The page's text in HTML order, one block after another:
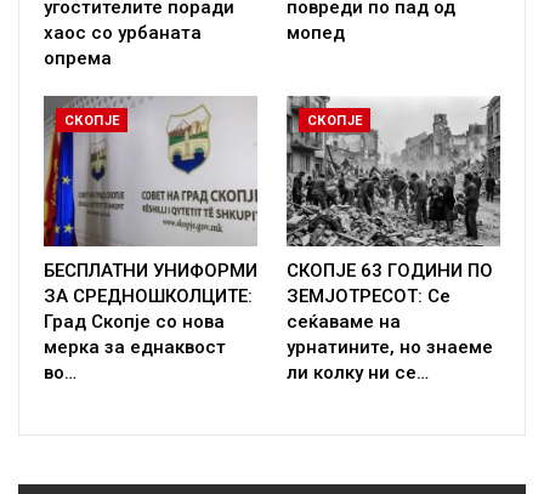
угостителите поради
хаос со урбаната
опрема
повреди по пад од
мопед
СКОПЈЕ
БЕСПЛАТНИ УНИФОРМИ
ЗА СРЕДНОШКОЛЦИТЕ:
Град Скопје со нова
мерка за еднаквост
во…
СКОПЈЕ
СКОПЈЕ 63 ГОДИНИ ПО
ЗЕМЈОТРЕСОТ: Се
сеќаваме на
урнатините, но знаеме
ли колку ни се…